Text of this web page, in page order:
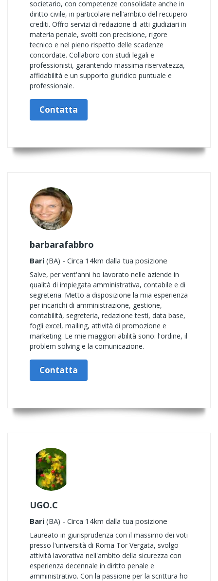
societario, con competenze consolidate anche in
diritto civile, in particolare nell’ambito del recupero
crediti. Offro servizi di redazione di atti giudiziari in
materia penale, svolti con precisione, rigore
tecnico e nel pieno rispetto delle scadenze
concordate. Collaboro con studi legali e
professionisti, garantendo massima riservatezza,
affidabilità e un supporto giuridico puntuale e
professionale.
Contatta
barbarafabbro
Bari (BA) - Circa 14km dalla tua posizione
Salve, per vent'anni ho lavorato nelle aziende in
qualità di impiegata amministrativa, contabile e di
segreteria. Metto a disposizione la mia esperienza
per incarichi di amministrazione, gestione,
contabilità, segreteria, redazione testi, data base,
fogli excel, mailing, attività di promozione e
marketing. Le mie maggiori abilità sono: l'ordine, il
problem solving e la comunicazione.
Contatta
UGO.C
Bari (BA) - Circa 14km dalla tua posizione
Laureato in giurisprudenza con il massimo dei voti
presso l'università di Roma Tor Vergata, svolgo
attività lavorativa nell'ambito della sicurezza con
esperienza decennale in diritto penale e
amministrativo. Con la passione per la scrittura ho